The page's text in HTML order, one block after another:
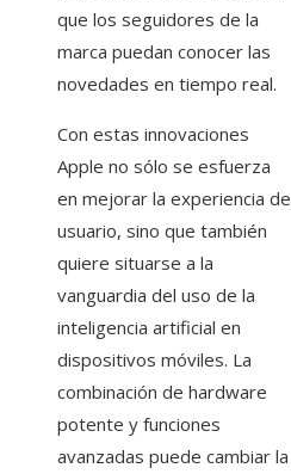
que los seguidores de la
marca puedan conocer las
novedades en tiempo real.
Con estas innovaciones
Apple no sólo se esfuerza
en mejorar la experiencia de
usuario, sino que también
quiere situarse a la
vanguardia del uso de la
inteligencia artificial en
dispositivos móviles. La
combinación de hardware
potente y funciones
avanzadas puede cambiar la